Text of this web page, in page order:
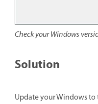
Check your Windows
Solution
Update your Windows